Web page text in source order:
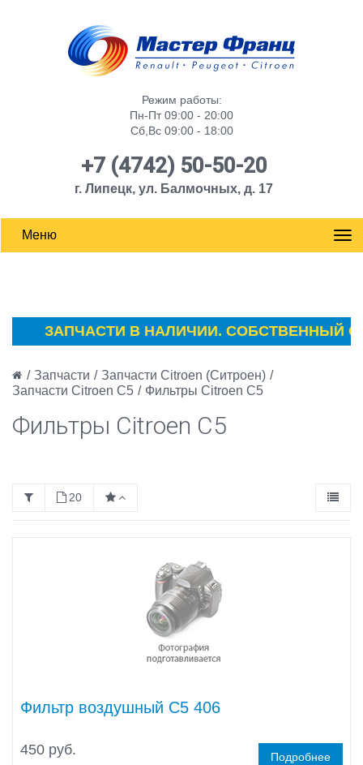
Режим работы:
Пн-Пт 09:00 - 20:00
Сб,Вс 09:00 - 18:00
+7 (4742) 50-50-20
г. Липецк, ул. Балмочных, д. 17
Меню
ЗАПЧАСТИ В НАЛИЧИИ. СОБСТВЕННЫЙ
/ Запчасти / Запчасти Citroen (Ситроен) /
Запчасти Citroen C5 / Фильтры Citroen C5
Фильтры Citroen C5
20
Фильтр воздушный C5 406
450 руб. Подробнее